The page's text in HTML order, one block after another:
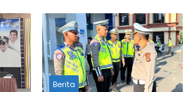
Berita